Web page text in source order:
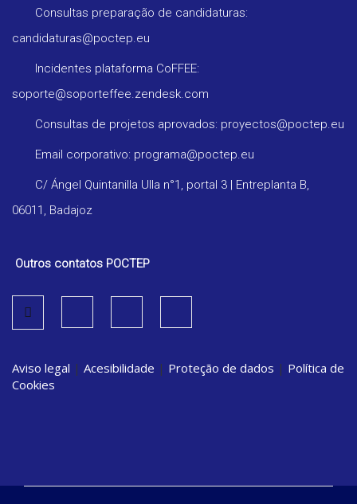
Consultas preparação de candidaturas:
candidaturas@poctep.eu
Incidentes plataforma CoFFEE:
soporte@soporteffee.zendesk.com
Consultas de projetos aprovados: proyectos@poctep.eu
Email corporativo: programa@poctep.eu
C/ Ángel Quintanilla Ulla n°1, portal 3 | Entreplanta B,
06011, Badajoz
Outros contatos POCTEP
Aviso legal | Acesibilidade | Proteção de dados | Política de
Cookies